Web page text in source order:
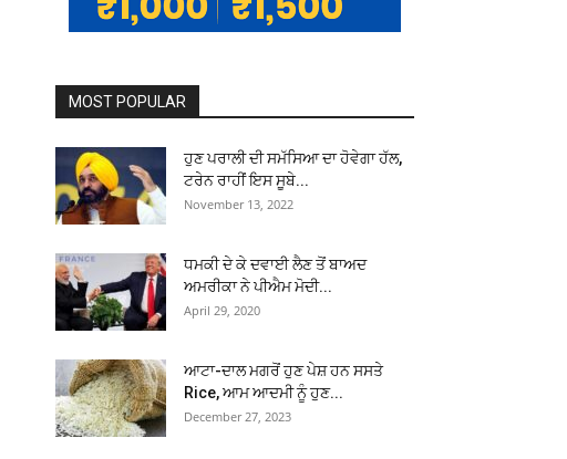
MOST POPULAR
ਹੁਣ ਪਰਾਲੀ ਦੀ ਸਮੱਸਿਆ ਦਾ ਹੋਵੇਗਾ ਹੱਲ,
ਟਰੇਨ ਰਾਹੀਂ ਇਸ ਸੂਬੇ...
November 13, 2022
ਧਮਕੀ ਦੇ ਕੇ ਦਵਾਈ ਲੈਣ ਤੋਂ ਬਾਅਦ
ਅਮਰੀਕਾ ਨੇ ਪੀਐਮ ਮੋਦੀ...
April 29, 2020
ਆਟਾ-ਦਾਲ ਮਗਰੋਂ ਹੁਣ ਪੇਸ਼ ਹਨ ਸਸਤੇ
Rice, ਆਮ ਆਦਮੀ ਨੂੰ ਹੁਣ...
December 27, 2023